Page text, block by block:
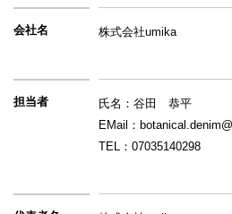
会社名 株式会社umika
担当者
氏名：谷田　恭平
EMail：
TEL：07035140298